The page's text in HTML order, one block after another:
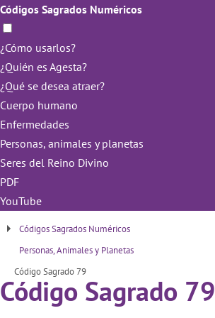
Códigos Sagrados Numéricos
¿Cómo usarlos?
¿Quién es Agesta?
¿Qué se desea atraer?
Cuerpo humano
Enfermedades
Personas, animales y planetas
Seres del Reino Divino
PDF
YouTube
Códigos Sagrados Numéricos
Personas, Animales y Planetas
Código Sagrado 79
Código Sagrado 79